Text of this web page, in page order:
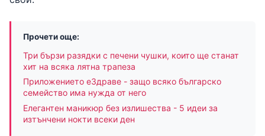
Прочети още:
Три бързи разядки с печени чушки, които ще станат
хит на всяка лятна трапеза
Приложението еЗдраве - защо всяко българско
семейство има нужда от него
Елегантен маникюр без излишества - 5 идеи за
изтънчени нокти всеки ден